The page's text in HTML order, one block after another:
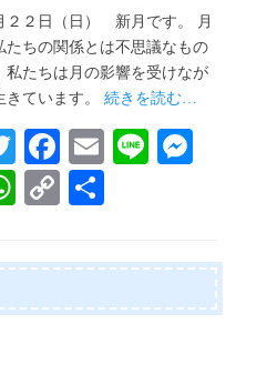
２２日（日） 新月です。 月
たちの関係とは不思議なもの
私たちは月の影響を受けなが
きています。続きを読む…
T
wi
tte
r
Fa
ce
bo
ok
E
Li
ng
er
W
ts
C
y